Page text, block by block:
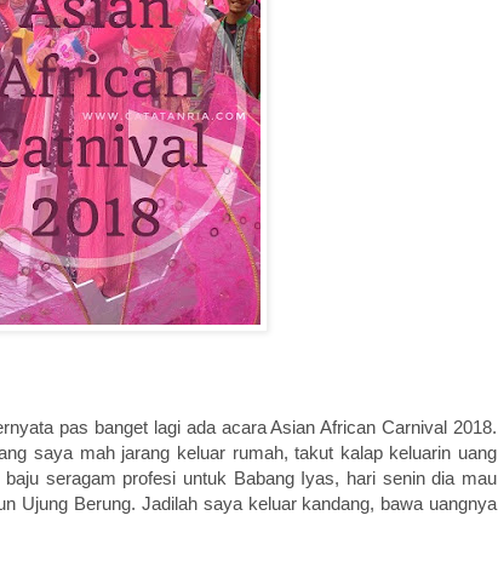
pas banget lagi ada acara Asian African Carnival 2018.
saya mah jarang keluar rumah, takut kalap keluarin uang
seragam profesi untuk Babang Iyas, hari senin dia mau
Ujung Berung. Jadilah saya keluar kandang, bawa uangnya